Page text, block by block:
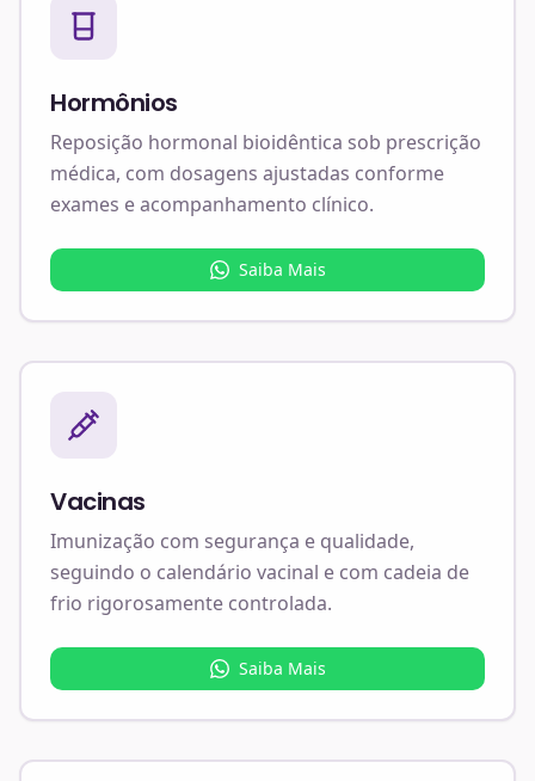
Hormônios
Reposição hormonal bioidêntica sob prescrição
médica, com dosagens ajustadas conforme
exames e acompanhamento clínico.
Saiba Mais
Vacinas
Imunização com segurança e qualidade,
seguindo o calendário vacinal e com cadeia de
frio rigorosamente controlada.
Saiba Mais